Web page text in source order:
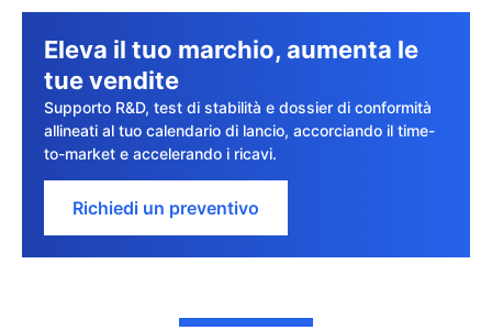
Eleva il tuo marchio, aumenta le
tue vendite
Supporto R&D, test di stabilità e dossier di conformità
allineati al tuo calendario di lancio, accorciando il time-
to-market e accelerando i ricavi.
Richiedi un preventivo